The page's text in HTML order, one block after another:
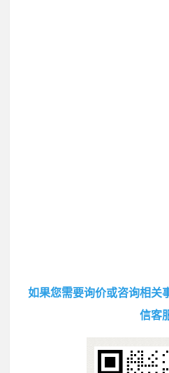
如果您需要询价或咨询相关
信客